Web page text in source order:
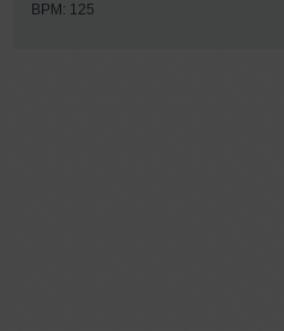
BPM: 125